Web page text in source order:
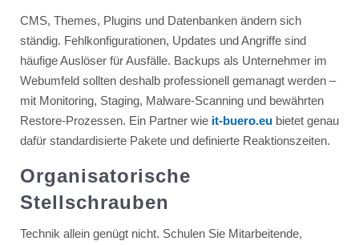
CMS, Themes, Plugins und Datenbanken ändern sich
ständig. Fehlkonfigurationen, Updates und Angriffe sind
häufige Auslöser für Ausfälle. Backups als Unternehmer im
Webumfeld sollten deshalb professionell gemanagt werden –
mit Monitoring, Staging, Malware-Scanning und bewährten
Restore-Prozessen. Ein Partner wie it-buero.eubietet genau
dafür standardisierte Pakete und definierte Reaktionszeiten.
Organisatorische
Stellschrauben
Technik allein genügt nicht. Schulen Sie Mitarbeitende,